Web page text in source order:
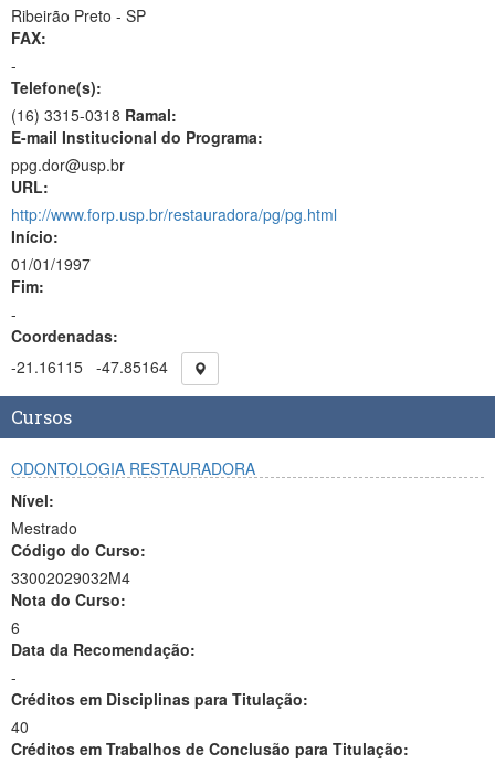
Ribeirão Preto - SP
FAX:
-
Telefone(s):
(16) 3315-0318 Ramal:
E-mail Institucional do Programa:
ppg.dor@usp.br
URL:
http://www.forp.usp.br/restauradora/pg/pg.html
Início:
01/01/1997
Fim:
-
Coordenadas:
-21.16115 -47.85164
Cursos
ODONTOLOGIA RESTAURADORA
Nível:
Mestrado
Código do Curso:
33002029032M4
Nota do Curso:
6
Data da Recomendação:
-
Créditos em Disciplinas para Titulação:
40
Créditos em Trabalhos de Conclusão para Titulação: